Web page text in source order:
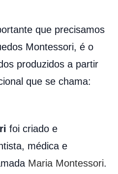
que precisamos
Montessori, é o
produzidos a partir
que se chama:
foi criado e
médica e
Maria Montessori.